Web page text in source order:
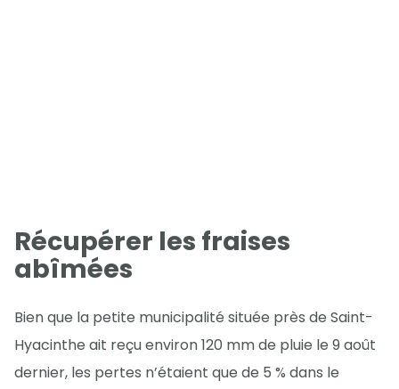
Récupérer les fraises
abîmées
Bien que la petite municipalité située près de Saint-
Hyacinthe ait reçu environ 120 mm de pluie le 9 août
dernier, les pertes n’étaient que de 5 % dans le